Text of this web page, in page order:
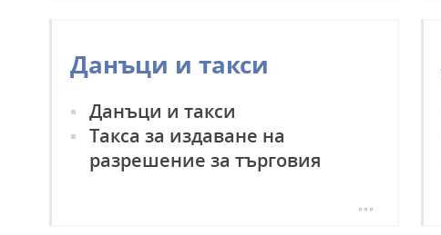
техническата инфраструктура
Данъци и такси
Данъци и такси
Такса за издаване на
разрешение за търговия
Такса за временно пребиваване